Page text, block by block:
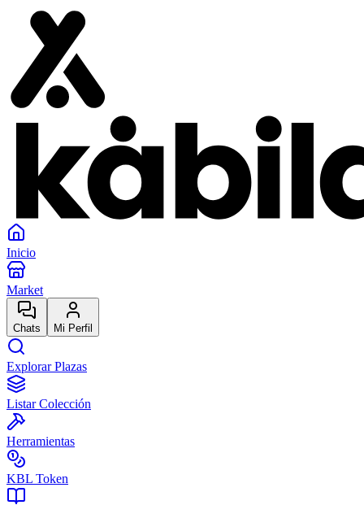
Inicio
Market
Chats Mi Perfil
Explorar Plazas
Listar Colección
Herramientas
KBL Token